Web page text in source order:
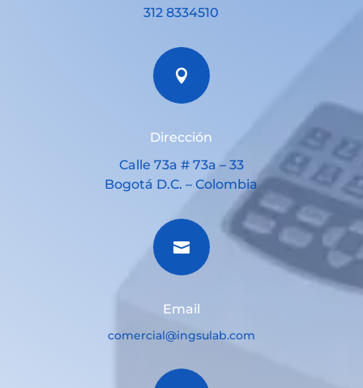
312 8334510

Dirección
Calle 73a # 73a – 33
Bogotá D.C. – Colombia

Email
comercial@ingsulab.com